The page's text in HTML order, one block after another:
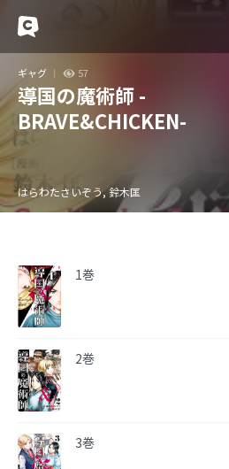
ギャグ 57
導国の魔術師 -
BRAVE&CHICKEN-
はらわたさいぞう, 鈴木匡
1巻
2巻
3巻